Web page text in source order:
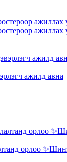
ажиллах
ажиллах
ажилд авна
орлоо